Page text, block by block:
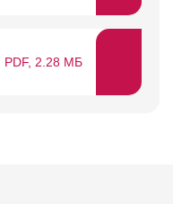
PDF, 2.28 МБ